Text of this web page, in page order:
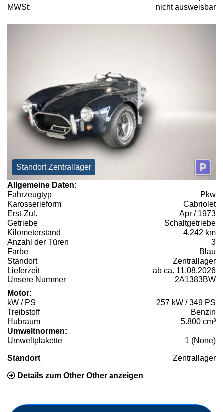
MWSt:
nicht ausweisbar
Standort Zentrallager
Allgemeine Daten:
Fahrzeugtyp
Pkw
Karosserieform
Cabriolet
Erst-Zul.
Apr / 1973
Getriebe
Schaltgetriebe
Kilometerstand
4.242 km
Anzahl der Türen
3
Farbe
Blau
Standort
Zentrallager
Lieferzeit
ab ca. 11.08.2026
Unsere Nummer
2A1383BW
Motor:
kW / PS
257 kW / 349 PS
Treibstoff
Benzin
Hubraum
5.800 cm³
Umweltnormen:
Umweltplakette
1 (None)
Standort Zentrallager
Details zum Other Other anzeigen